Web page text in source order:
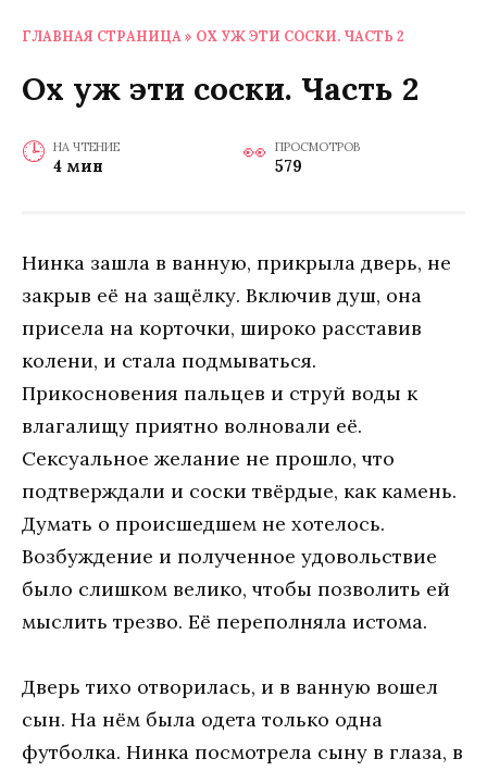
ГЛАВНАЯ СТРАНИЦА » ОХ УЖ ЭТИ СОСКИ. ЧАСТЬ 2
Ох уж эти соски. Часть 2
НА ЧТЕНИЕ
4 мин
ПРОСМОТРОВ
579
Нинка зашла в ванную, прикрыла дверь, не
закрыв её на защёлку. Включив душ, она
присела на корточки, широко расставив
колени, и стала подмываться.
Прикосновения пальцев и струй воды к
влагалищу приятно волновали её.
Сексуальное желание не прошло, что
подтверждали и соски твёрдые, как камень.
Думать о происшедшем не хотелось.
Возбуждение и полученное удовольствие
было слишком велико, чтобы позволить ей
мыслить трезво. Её переполняла истома.
Дверь тихо отворилась, и в ванную вошел
сын. На нём была одета только одна
футболка. Нинка посмотрела сыну в глаза, в